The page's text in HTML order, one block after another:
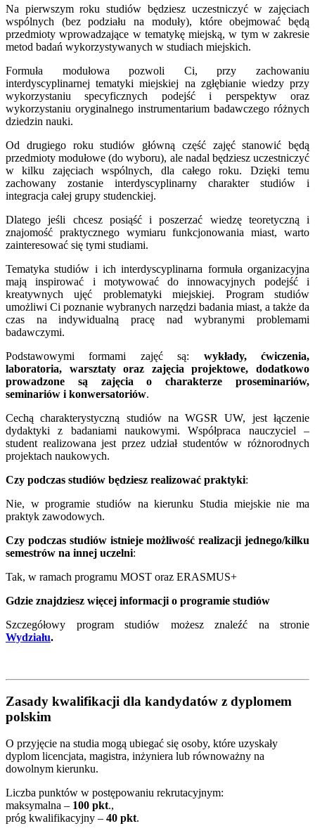
Na pierwszym roku studiów będziesz uczestniczyć w zajęciach
wspólnych (bez podziału na moduły), które obejmować będą
przedmioty wprowadzające w tematykę miejską, w tym w zakresie
metod badań wykorzystywanych w studiach miejskich.
Formuła modułowa pozwoli Ci, przy zachowaniu
interdyscyplinarnej tematyki miejskiej na zgłębianie wiedzy przy
wykorzystaniu specyficznych podejść i perspektyw oraz
wykorzystaniu oryginalnego instrumentarium badawczego różnych
dziedzin nauki.
Od drugiego roku studiów główną część zajęć stanowić będą
przedmioty modułowe (do wyboru), ale nadal będziesz uczestniczyć
w kilku zajęciach wspólnych, dla całego roku. Dzięki temu
zachowany zostanie interdyscyplinarny charakter studiów i
integracja całej grupy studenckiej.
Dlatego jeśli chcesz posiąść i poszerzać wiedzę teoretyczną i
znajomość praktycznego wymiaru funkcjonowania miast, warto
zainteresować się tymi studiami.
Tematyka studiów i ich interdyscyplinarna formuła organizacyjna
mają inspirować i motywować do innowacyjnych podejść i
kreatywnych ujęć problematyki miejskiej. Program studiów
umożliwi Ci poznanie wybranych narzędzi badania miast, a także da
czas na indywidualną pracę nad wybranymi problemami
badawczymi.
Podstawowymi formami zajęć są: wykłady, ćwiczenia,
laboratoria, warsztaty oraz zajęcia projektowe, dodatkowo
prowadzone są zajęcia o charakterze proseminariów,
seminariów i konwersatoriów.
Cechą charakterystyczną studiów na WGSR UW, jest łączenie
dydaktyki z badaniami naukowymi. Współpraca nauczyciel –
student realizowana jest przez udział studentów w różnorodnych
projektach naukowych.
Czy podczas studiów będziesz realizować praktyki:
Nie, w programie studiów na kierunku Studia miejskie nie ma
praktyk zawodowych.
Czy podczas studiów istnieje możliwość realizacji jednego/kilku
semestrów na innej uczelni:
Tak, w ramach programu MOST oraz ERASMUS+
Gdzie znajdziesz więcej informacji o programie studiów
Szczegółowy program studiów możesz znaleźć na stronie
Wydziału.
Zasady kwalifikacji dla kandydatów z dyplomem
polskim
O przyjęcie na studia mogą ubiegać się osoby, które uzyskały
dyplom licencjata, magistra, inżyniera lub równoważny na
dowolnym kierunku.
Liczba punktów w postępowaniu rekrutacyjnym:
maksymalna – 100 pkt.,
próg kwalifikacyjny – 40 pkt.